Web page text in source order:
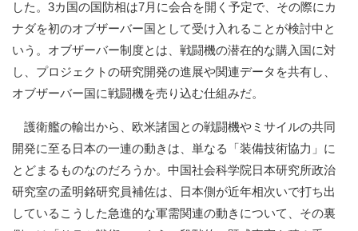
した。3カ国の国防相は7月に会合を開く予定で、その際にカ
ナダを初のオブザーバー国として受け入れることが検討中と
いう。オブザーバー制度とは、戦闘機の潜在的な購入国に対
し、プロジェクトの研究開発の進展や関連データを共有し、
オブザーバー国に戦闘機を売り込む仕組みだ。
護衛艦の輸出から、欧米諸国との戦闘機やミサイルの共同
開発に至る日本の一連の動きは、単なる「装備技術協力」に
とどまるものなのだろうか。中国社会科学院日本研究所政治
研究室の孟明銘研究員補佐は、日本側が近年相次いで打ち出
しているこうした急進的な軍需関連の動きについて、その裏